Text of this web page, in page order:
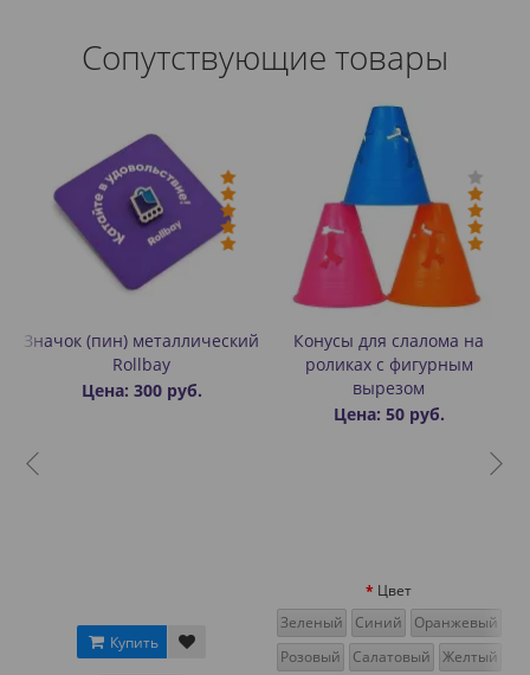
Сопутствующие товары
Значок (пин) металлический
Rollbay
Цена: 300 руб.
Купить
Конусы для слалома на
роликах с фигурным
вырезом
Цена: 50 руб.
Цвет
Зеленый
Синий
Оранжевый
Розовый
Салатовый
Желтый